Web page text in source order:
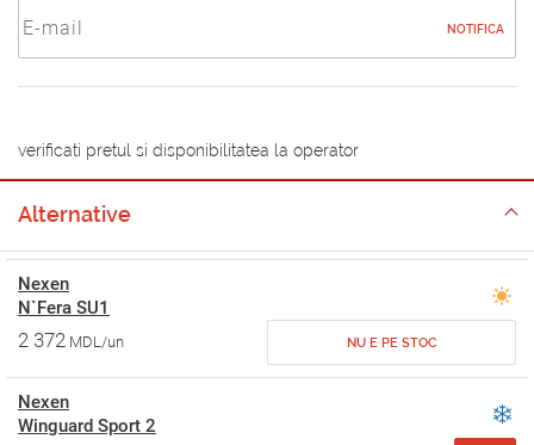
NOTIFICA
verificati pretul si disponibilitatea la operator
Alternative
Nexen
N`Fera SU1
2 372 MDL/un NU E PE STOC
Nexen
Winguard Sport 2